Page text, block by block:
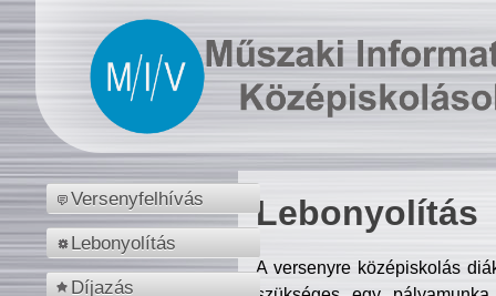
Versenyfelhívás
Lebonyolítás
Díjazás
Lebonyolítás
A versenyre középiskolás